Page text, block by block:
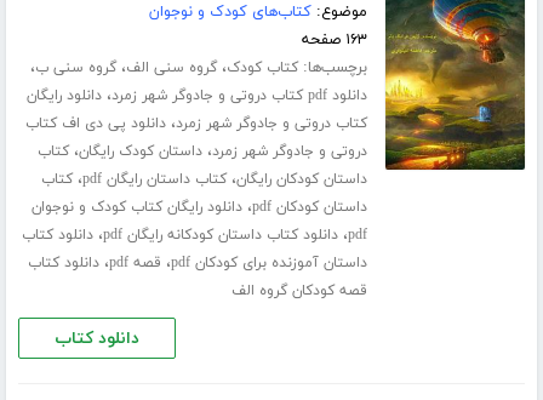
موضوع:کتاب‌های کودک و نوجوان
۱۶۳ صفحه
برچسب‌ها:کتاب کودک،گروه سنی الف،گروه سنی ب،
دانلود pdf کتاب دروتی و جادوگر شهر زمرد ،دانلود رایگان
کتاب دروتی و جادوگر شهر زمرد،دانلود پی دی اف کتاب
دروتی و جادوگر شهر زمرد،داستان کودک رایگان،کتاب
داستان کودکان رایگان،کتاب داستان رایگان pdf ،کتاب
داستان کودکان pdf
،دانلود رایگان کتاب کودک و نوجوان
pdf،دانلود کتاب داستان کودکانه رایگان pdf ،دانلود کتاب
داستان آموزنده برای کودکان pdf
، قصه pdf ،دانلود کتاب
قصه کودکان گروه الف
دانلود کتاب